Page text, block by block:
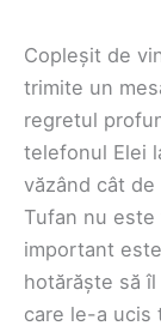
Copleșit de
trimite un
regretul
telefonul Elei
văzând cât
Tufan nu este
important
hotărăște să
care le-a ucis